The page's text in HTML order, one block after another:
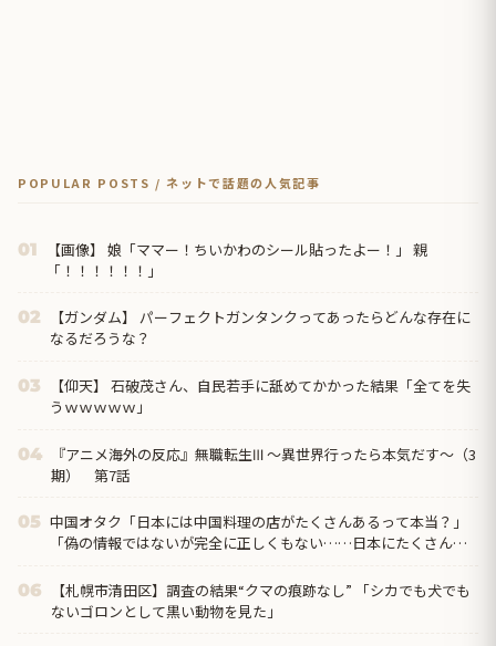
POPULAR POSTS / ネットで話題の人気記事
01
【画像】 娘「ママー！ちいかわのシール貼ったよー！」 親
「！！！！！！」
02
【ガンダム】 パーフェクトガンタンクってあったらどんな存在に
なるだろうな？
03
【仰天】 石破茂さん、自民若手に舐めてかかった結果「全てを失
うｗｗｗｗｗ」
04
『アニメ海外の反応』無職転生Ⅲ ～異世界行ったら本気だす～（3
期） 第7話
05 中国オタク「日本には中国料理の店がたくさんあるって本当？」
「偽の情報ではないが完全に正しくもない……日本にたくさんあ
06
【札幌市清田区】調査の結果“クマの痕跡なし” 「シカでも犬でも
ないゴロンとして黒い動物を見た」